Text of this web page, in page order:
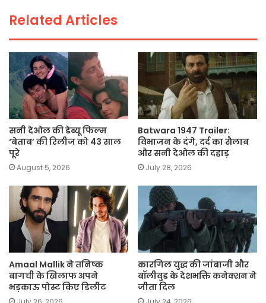
k
Related Articles
सनी देओल की डेब्यू फिल्म
‘बेताब’ की रिलीज को 43 साल
पूरे
August 5, 2026
Batwara 1947 Trailer:
विभाजन के दंगे, दर्द का सैलाब
और सनी देओल की दहाड़
July 28, 2026
Amaal Mallik ने तनिष्क
बागची के खिलाफ अपने
भड़काऊ पोस्ट किए डिलीट
कारगिल युद्ध की जांबाजी और
बॉलीवुड के देशभक्ति कनेक्शन ने
जीता दिल